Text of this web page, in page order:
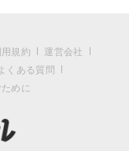
規約
運営会社
くある質問
めに